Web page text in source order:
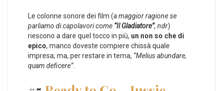
Le colonne sonore dei film (a maggior ragione se
parliamo di capolavori come “Il Gladiatore”, ndr)
riescono a dare quel tocco in più, un non so che di
epico, manco doveste compiere chissà quale
impresa; ma, per restare in tema, “Melius abundare,
quam deficere”.